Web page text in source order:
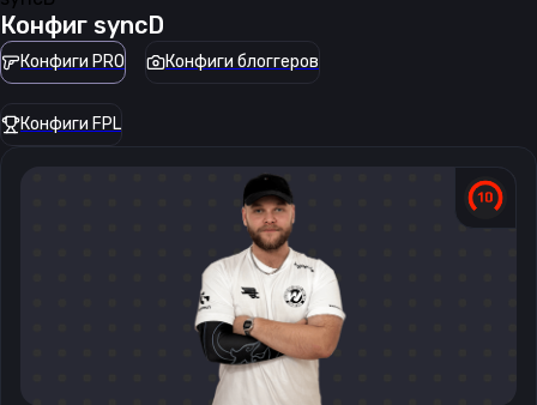
Конфиг syncD
Конфиги PRO Конфиги блоггеров
Конфиги FPL